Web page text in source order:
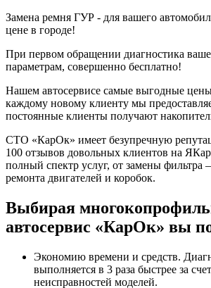
Замена ремня ГУР - для вашего
цене в городе!
При первом обращении диагностика
параметрам, совершенно бесплатно!
Нашем автосервисе самые выгодные
каждому новому клиенту мы
постоянные клиенты получают
СТО «КарОк» имеет безупречную
100 отзывов довольных клиентов на
полный спектр услуг, от замены фильтра
ремонта двигателей и коробок.
Выбирая
автосервис «КарОк» вы
Экономию времени и средств.
выполняется в 3 раза быстрее за
неисправностей моделей.